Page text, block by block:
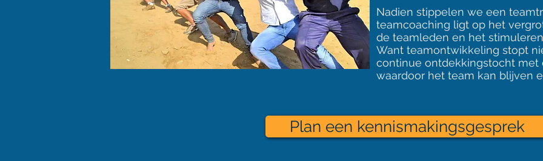
Nadien stippelen we een
teamcoaching ligt op het
de teamleden en het
Want teamontwikkeling stopt
continue ontdekkingstocht
waardoor het team kan blijven
Plan een kennismakingsgesprek